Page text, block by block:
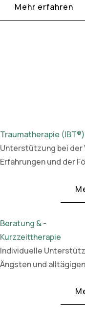
Mehr erfahren
Traumatherapie (IBT®)
Unterstützung bei
Erfahrungen und der
Beratung & -
Kurzzeittherapie
Individuelle
Ängsten und